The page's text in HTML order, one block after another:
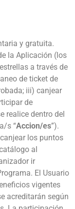
y gratuita.
la Aplicación (los
a través de
de ticket de
iii) canjear
de
realice dentro del
s “Accion/es”).
los puntos
al
ir
El Usuario
vigentes
acreditarán según